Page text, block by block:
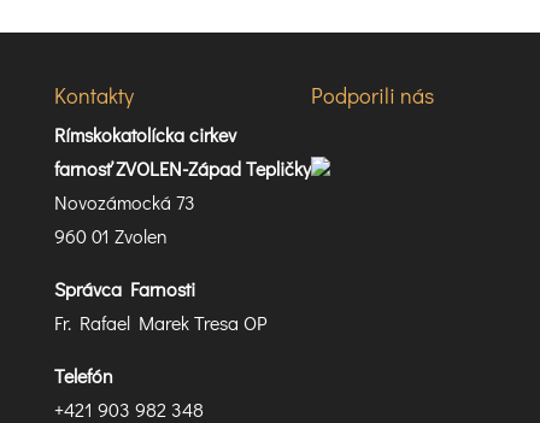
Kontakty
Rímskokatolícka cirkev
farnosť ZVOLEN-Západ Tepličky
Novozámocká 73
960 01 Zvolen
Správca Farnosti
Fr. Rafael Marek Tresa OP
Telefón
+421 903 982 348
Podporili nás